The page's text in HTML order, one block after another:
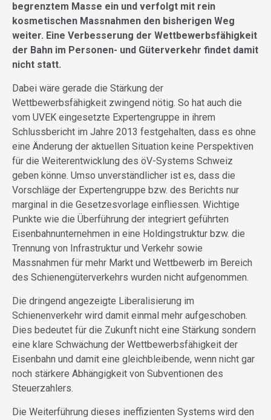
begrenztem Masse ein und verfolgt mit rein
kosmetischen Massnahmen den bisherigen Weg
weiter. Eine Verbesserung der Wettbewerbsfähigkeit
der Bahn im Personen- und Güterverkehr findet damit
nicht statt.
Dabei wäre gerade die Stärkung der
Wettbewerbsfähigkeit zwingend nötig. So hat auch die
vom UVEK eingesetzte Expertengruppe in ihrem
Schlussbericht im Jahre 2013 festgehalten, dass es ohne
eine Änderung der aktuellen Situation keine Perspektiven
für die Weiterentwicklung des öV-Systems Schweiz
geben könne. Umso unverständlicher ist es, dass die
Vorschläge der Expertengruppe bzw. des Berichts nur
marginal in die Gesetzesvorlage einfliessen. Wichtige
Punkte wie die Überführung der integriert geführten
Eisenbahnunternehmen in eine Holdingstruktur bzw. die
Trennung von Infrastruktur und Verkehr sowie
Massnahmen für mehr Markt und Wettbewerb im Bereich
des Schienengüterverkehrs wurden nicht aufgenommen.
Die dringend angezeigte Liberalisierung im
Schienenverkehr wird damit einmal mehr aufgeschoben.
Dies bedeutet für die Zukunft nicht eine Stärkung sondern
eine klare Schwächung der Wettbewerbsfähigkeit der
Eisenbahn und damit eine gleichbleibende, wenn nicht gar
noch stärkere Abhängigkeit von Subventionen des
Steuerzahlers.
Die Weiterführung dieses ineffizienten Systems wird den